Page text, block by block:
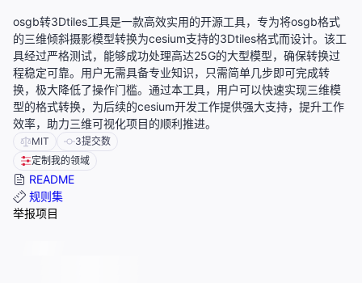
osgb转3Dtiles工具是一款高效实用的开源工具，专为将osgb格式
的三维倾斜摄影模型转换为cesium支持的3Dtiles格式而设计。该工
具经过严格测试，能够成功处理高达25G的大型模型，确保转换过
程稳定可靠。用户无需具备专业知识，只需简单几步即可完成转
换，极大降低了操作门槛。通过本工具，用户可以快速实现三维模
型的格式转换，为后续的cesium开发工作提供强大支持，提升工作
效率，助力三维可视化项目的顺利推进。
MIT 3提交数
定制我的领域
README
规则集
举报项目